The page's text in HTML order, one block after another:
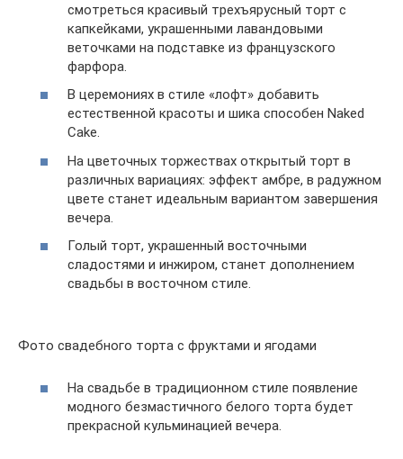
смотреться красивый трехъярусный торт с
капкейками, украшенными лавандовыми
веточками на подставке из французского
фарфора.
В церемониях в стиле «лофт» добавить
естественной красоты и шика способен Naked
Cake.
На цветочных торжествах открытый торт в
различных вариациях: эффект амбре, в радужном
цвете станет идеальным вариантом завершения
вечера.
Голый торт, украшенный восточными
сладостями и инжиром, станет дополнением
свадьбы в восточном стиле.
Фото свадебного торта с фруктами и ягодами
На свадьбе в традиционном стиле появление
модного безмастичного белого торта будет
прекрасной кульминацией вечера.